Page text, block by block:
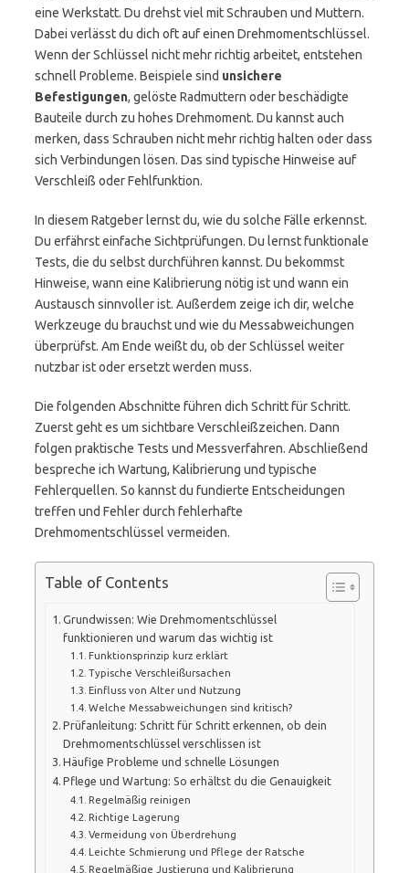
eine Werkstatt. Du drehst viel mit Schrauben und Muttern.
Dabei verlässt du dich oft auf einen Drehmomentschlüssel.
Wenn der Schlüssel nicht mehr richtig arbeitet, entstehen
schnell Probleme. Beispiele sind unsichere
Befestigungen, gelöste Radmuttern oder beschädigte
Bauteile durch zu hohes Drehmoment. Du kannst auch
merken, dass Schrauben nicht mehr richtig halten oder dass
sich Verbindungen lösen. Das sind typische Hinweise auf
Verschleiß oder Fehlfunktion.
In diesem Ratgeber lernst du, wie du solche Fälle erkennst.
Du erfährst einfache Sichtprüfungen. Du lernst funktionale
Tests, die du selbst durchführen kannst. Du bekommst
Hinweise, wann eine Kalibrierung nötig ist und wann ein
Austausch sinnvoller ist. Außerdem zeige ich dir, welche
Werkzeuge du brauchst und wie du Messabweichungen
überprüfst. Am Ende weißt du, ob der Schlüssel weiter
nutzbar ist oder ersetzt werden muss.
Die folgenden Abschnitte führen dich Schritt für Schritt.
Zuerst geht es um sichtbare Verschleißzeichen. Dann
folgen praktische Tests und Messverfahren. Abschließend
bespreche ich Wartung, Kalibrierung und typische
Fehlerquellen. So kannst du fundierte Entscheidungen
treffen und Fehler durch fehlerhafte
Drehmomentschlüssel vermeiden.
Table of Contents
Grundwissen: Wie Drehmomentschlüssel
funktionieren und warum das wichtig ist
Funktionsprinzip kurz erklärt
Typische Verschleißursachen
Einfluss von Alter und Nutzung
Welche Messabweichungen sind kritisch?
Prüfanleitung: Schritt für Schritt erkennen, ob dein
Drehmomentschlüssel verschlissen ist
Häufige Probleme und schnelle Lösungen
Pflege und Wartung: So erhältst du die Genauigkeit
Regelmäßig reinigen
Richtige Lagerung
Vermeidung von Überdrehung
Leichte Schmierung und Pflege der Ratsche
Regelmäßige Justierung und Kalibrierung